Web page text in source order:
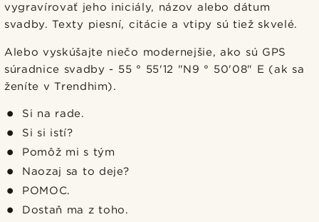
vygravírovať jeho iniciály, názov alebo dátum
svadby. Texty piesní, citácie a vtipy sú tiež skvelé.
Alebo vyskúšajte niečo modernejšie, ako sú GPS
súradnice svadby - 55 ° 55'12 "N9 ° 50'08" E (ak sa
ženíte v Trendhim).
Si na rade.
Si si istí?
Pomôž mi s tým
Naozaj sa to deje?
POMOC.
Dostaň ma z toho.